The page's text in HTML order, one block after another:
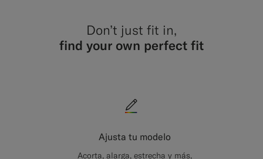
Don’t just fit in,
find your own perfect fit
Ajusta tu modelo
Acorta, alarga, estrecha y más,